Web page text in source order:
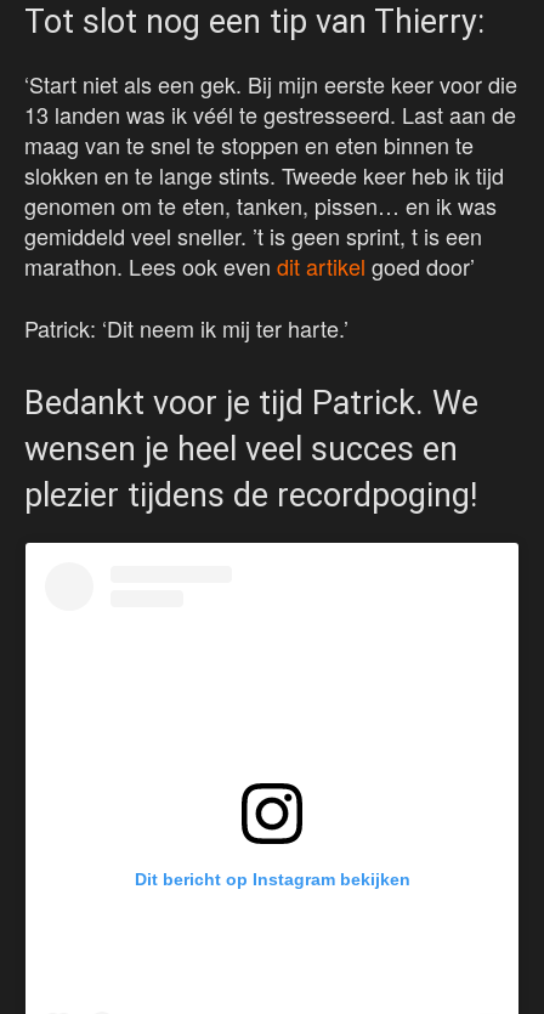
Tot slot nog een tip van Thierry:
‘Start niet als een gek. Bij mijn eerste keer voor die
13 landen was ik véél te gestresseerd. Last aan de
maag van te snel te stoppen en eten binnen te
slokken en te lange stints. Tweede keer heb ik tijd
genomen om te eten, tanken, pissen… en ik was
gemiddeld veel sneller. ’t is geen sprint, t is een
marathon. Lees ook even dit artikel goed door’
Patrick: ‘Dit neem ik mij ter harte.’
Bedankt voor je tijd Patrick. We
wensen je heel veel succes en
plezier tijdens de recordpoging!
Dit bericht op Instagram bekijken